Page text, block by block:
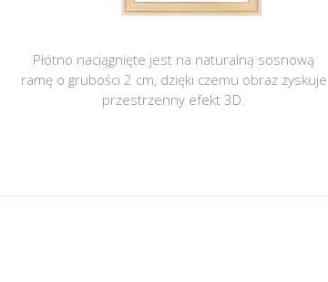
Płótno naciągnięte jest na naturalną sosnową
ramę o grubości 2 cm, dzięki czemu obraz zyskuje
przestrzenny efekt 3D.